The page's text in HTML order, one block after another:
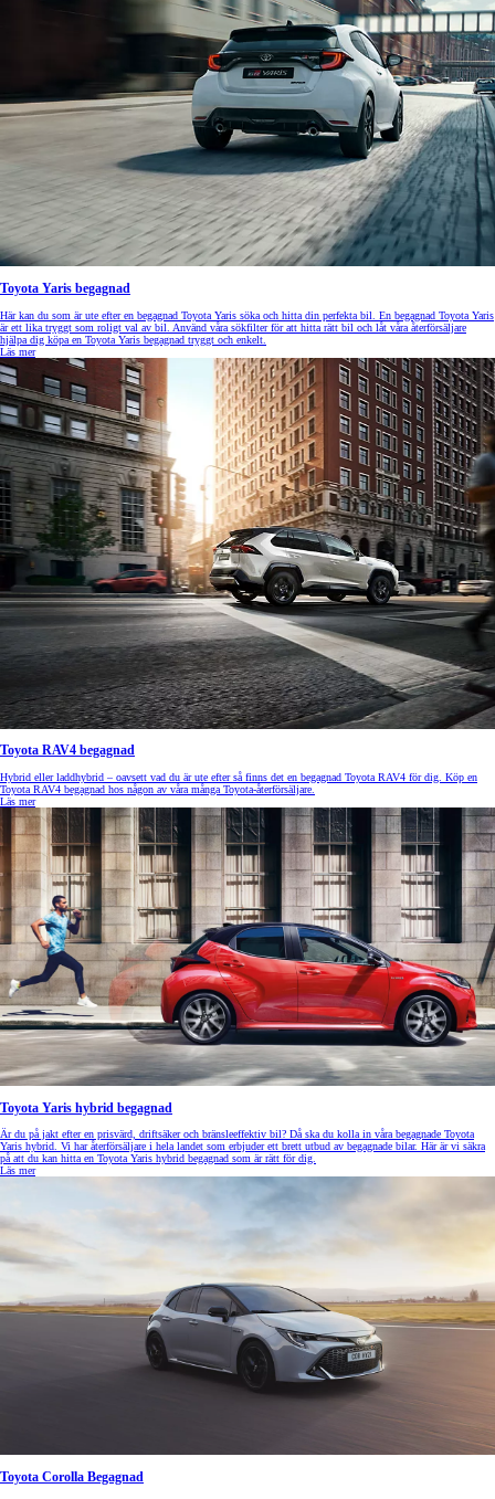
Toyota Yaris begagnad
Här kan du som är ute efter en begagnad Toyota Yaris söka och hitta din perfekta bil. En begagnad Toyota Yaris
är ett lika tryggt som roligt val av bil. Använd våra sökfilter för att hitta rätt bil och låt våra återförsäljare
hjälpa dig köpa en Toyota Yaris begagnad tryggt och enkelt.
Läs mer
Toyota RAV4 begagnad
Hybrid eller laddhybrid – oavsett vad du är ute efter så finns det en begagnad Toyota RAV4 för dig. Köp en
Toyota RAV4 begagnad hos någon av våra många Toyota-återförsäljare.
Läs mer
Toyota Yaris hybrid begagnad
Är du på jakt efter en prisvärd, driftsäker och bränsleeffektiv bil? Då ska du kolla in våra begagnade Toyota
Yaris hybrid. Vi har återförsäljare i hela landet som erbjuder ett brett utbud av begagnade bilar. Här är vi säkra
på att du kan hitta en Toyota Yaris hybrid begagnad som är rätt för dig.
Läs mer
Toyota Corolla Begagnad